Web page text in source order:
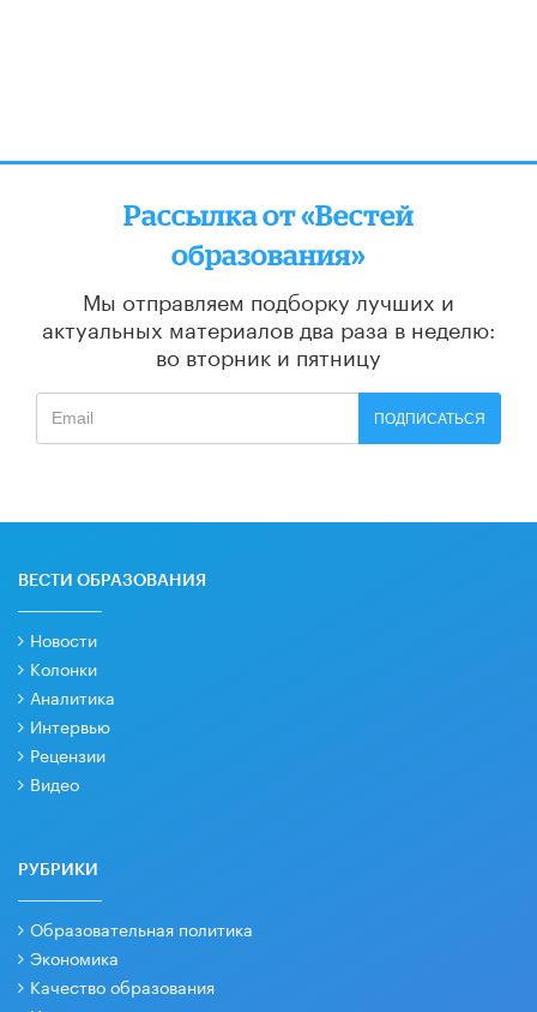
Рассылка от «Вестей
образования»
Мы отправляем подборку лучших и
актуальных материалов два раза в неделю:
во вторник и пятницу
ПОДПИСАТЬСЯ
ВЕСТИ ОБРАЗОВАНИЯ
Новости
Колонки
Аналитика
Интервью
Рецензии
Видео
РУБРИКИ
Образовательная политика
Экономика
Качество образования